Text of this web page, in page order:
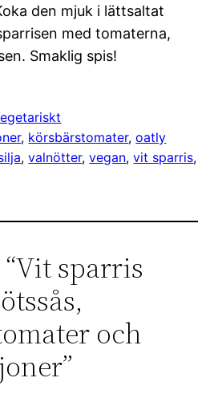
den mjuk i lättsaltat
med tomaterna,
Smaklig spis!
, körsbärstomater, oatly
, valnötter, vegan, vit sparris
sparris
och